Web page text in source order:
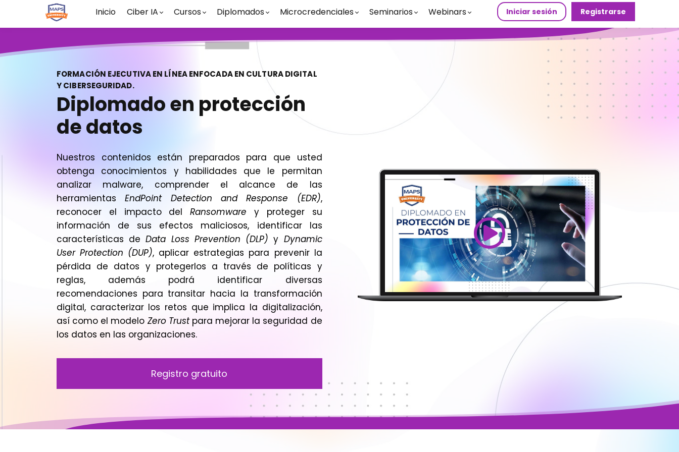
Inicio Ciber IA Cursos Diplomados Microcredenciales Seminarios Webinars Iniciar sesión Registrarse
FORMACIÓN EJECUTIVA EN LÍNEA ENFOCADA EN CULTURA DIGITAL
Y CIBERSEGURIDAD.
Diplomado en protección
de datos
Nuestros contenidos están preparados para que usted
obtenga conocimientos y habilidades que le permitan
analizar malware, comprender el alcance de las
herramientasEndPoint Detection and Response (EDR),
reconocer el impacto delRansomware y proteger su
información de sus efectos maliciosos, identificar las
características deData Loss Prevention (DLP) y Dynamic
User Protection (DUP), aplicar estrategias para prevenir la
pérdida de datos y protegerlos a través de políticas y
reglas, además podrá identificar diversas
recomendaciones para transitar hacia la transformación
digital, caracterizar los retos que implica la digitalización,
así como el modelo Zero Trustpara mejorar la seguridad de
los datos en las organizaciones.
Registro gratuito